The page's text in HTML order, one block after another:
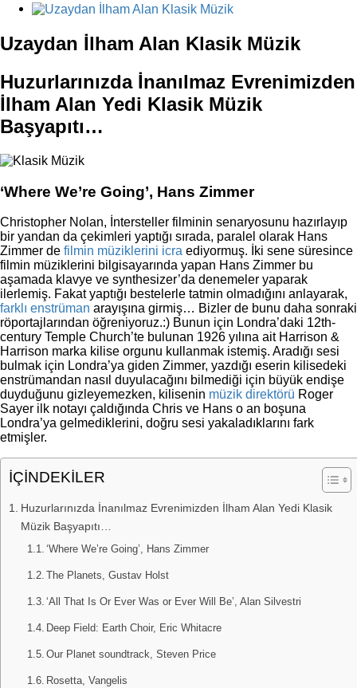
View
Image
Uzaydan İlham Alan Klasik Müzik
Huzurlarınızda İnanılmaz Evrenimizden
İlham Alan Yedi Klasik Müzik
Başyapıtı…
‘Where We’re Going’, Hans Zimmer
Christopher Nolan, İntersteller filminin senaryosunu hazırlayıp
bir yandan da çekimleri yaptığı sırada, paralel olarak Hans
Zimmer de filmin müziklerini icra ediyormuş. İki sene süresince
filmin müziklerini bilgisayarında yapan Hans Zimmer bu
aşamada klavye ve synthesizer’da denemeler yaparak
ilerlemiş. Fakat yaptığı bestelerle tatmin olmadığını anlayarak,
farklı enstrüman arayışına girmiş… Bizler de bunu daha sonraki
röportajlarından öğreniyoruz.:) Bunun için Londra’daki 12th-
century Temple Church’te bulunan 1926 yılına ait Harrison &
Harrison marka kilise orgunu kullanmak istemiş. Aradığı sesi
bulmak için Londra’ya giden Zimmer, yazdığı eserin kilisedeki
enstrümandan nasıl duyulacağını bilmediği için büyük endişe
duyduğunu gizleyemezken, kilisenin müzik direktörü Roger
Sayer ilk notayı çaldığında Chris ve Hans o an boşuna
Londra’ya gelmediklerini, doğru sesi yakaladıklarını fark
etmişler.
İÇİNDEKİLER
Huzurlarınızda İnanılmaz Evrenimizden İlham Alan Yedi Klasik
Müzik Başyapıtı…
‘Where We’re Going’, Hans Zimmer
The Planets, Gustav Holst
‘All That Is Or Ever Was or Ever Will Be’, Alan Silvestri
Deep Field: Earth Choir, Eric Whitacre
Our Planet soundtrack, Steven Price
Rosetta, Vangelis